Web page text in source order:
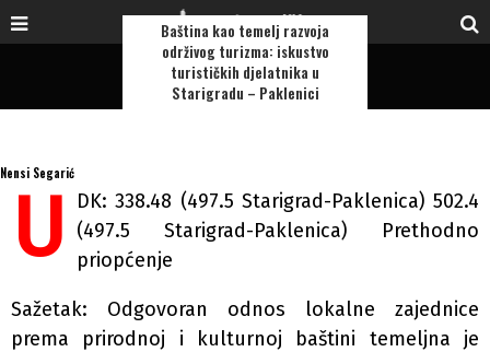
Baština kao temelj razvoja
održivog turizma: iskustvo
turističkih djelatnika u
Starigradu – Paklenici
Nensi Segarić
U
DK: 338.48 (497.5 Starigrad-Paklenica) 502.4
(497.5 Starigrad-Paklenica) Prethodno
priopćenje
Sažetak: Odgovoran odnos lokalne zajednice
prema prirodnoj i kulturnoj baštini temeljna je